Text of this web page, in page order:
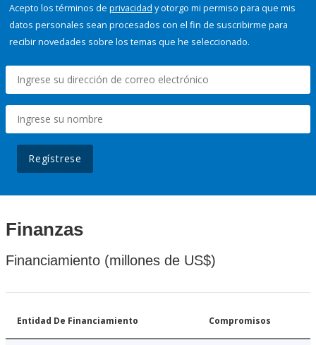
Acepto los términos de privacidad y otorgo mi permiso para que mis
datos personales sean procesados con el fin de suscribirme para
recibir novedades sobre los temas que he seleccionado.
Regístrese
Finanzas
Financiamiento (millones de US$)
Entidad De Financiamiento Compromisos